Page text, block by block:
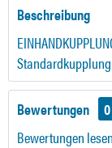
Beschreibung
Standardkupplung
Bewertungen
0
Bewertungen